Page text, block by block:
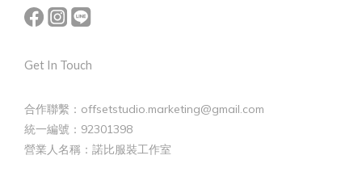
Get In Touch
合作聯繫：offsetstudio.marketing@gmail.com
統一編號：92301398
營業人名稱：諾比服裝工作室